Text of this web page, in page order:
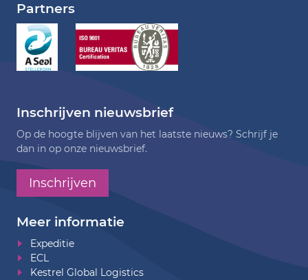
Partners
Inschrijven nieuwsbrief
Op de hoogte blijven van het laatste nieuws? Schrijf je
dan in op onze nieuwsbrief.
Inschrijven
Meer informatie
Expeditie
ECL
Kestrel Global Logistics